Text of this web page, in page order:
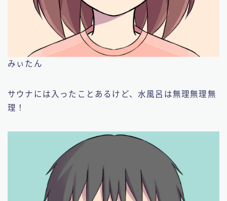
みぃたん
サウナには入ったことあるけど、水風呂は無理無理無
理！